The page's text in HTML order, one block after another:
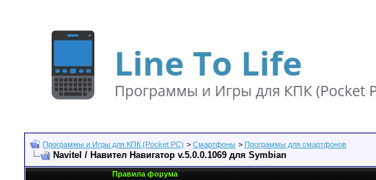
Программы и Игры для КПК (Pocket PC) > Смартфоны > Программы для смартфонов
Navitel / Навител Навигатор v.5.0.0.1069 для Symbian
Правила форума